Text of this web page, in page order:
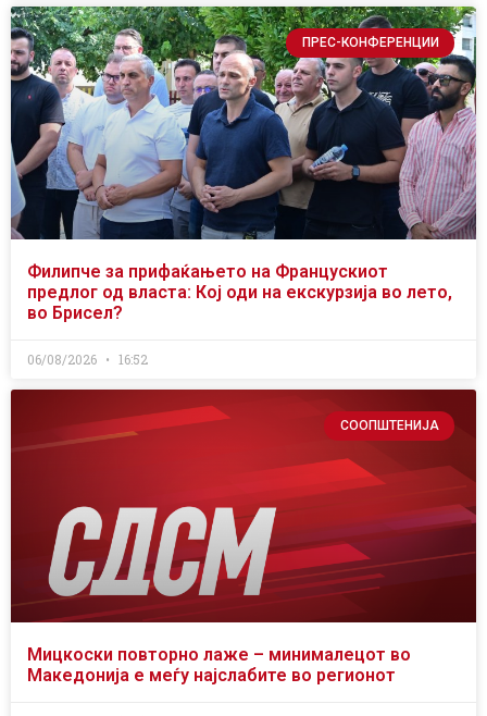
ПРЕС-КОНФЕРЕНЦИИ
Филипче за прифаќањето на Францускиот
предлог од власта: Кој оди на екскурзија во лето,
во Брисел?
06/08/2026 16:52
СООПШТЕНИЈА
Мицкоски повторно лаже – минималецот во
Македонија е меѓу најслабите во регионот